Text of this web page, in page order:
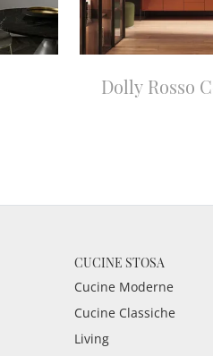
Dolly Rosso
CUCINE STOSA
Cucine Moderne
Cucine Classiche
Living